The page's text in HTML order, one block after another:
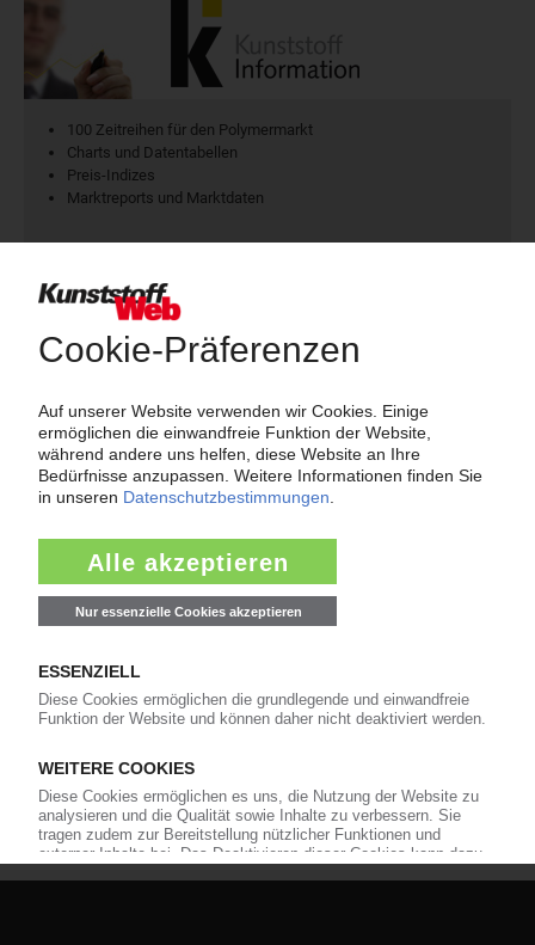
100 Zeitreihen für den Polymermarkt
Charts und Datentabellen
Preis-Indizes
Marktreports und Marktdaten
Jetzt kostenlos testen
Thema "Force Majeure"
Fragen und Antworten: Was Kunst­stoff­verarbeiter wissen müssen,
wenn der Lieferant nicht mehr liefert – Informationen zum
Themenkomplex Force Majeure, Corona und Kunststoff-
Preisentwicklung sowie Tipps für die Praxis.
Jetzt lesen